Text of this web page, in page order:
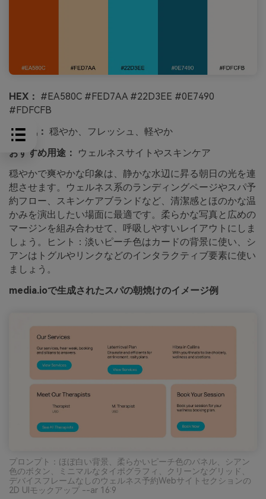
HEX： #EA580C #FED7AA #22D3EE #0E7490
#FDFCFB
雰囲気： 穏やか、フレッシュ、軽やか
おすすめ用途：
ウェルネスサイトやスキンケア
穏やかで爽やかな印象は、静かな水辺に昇る朝日の光を連
想させます。ウェルネス系のランディングページやスパ予
約フロー、スキンケアブランドなど、清潔感とほのかな温
かみを演出したい場面に最適です。柔らかな写真と広めの
マージンを組み合わせて、呼吸しやすいレイアウトにしま
しょう。ヒント：淡いピーチ色はカードの背景に使い、シ
アンはトグルやリンクなどのインタラクティブ要素に使い
ましょう。
media.ioで生成されたスパの朝焼けのイメージ例
プロンプト：ほぼ白い背景、柔らかいピーチ色のパネル、シアン
色のボタン、ミニマルなタイポグラフィ、クリーンなグリッド、
デバイスフレームなしのウェルネス予約Webサイトセクションの
2D UIモックアップ --ar 16:9